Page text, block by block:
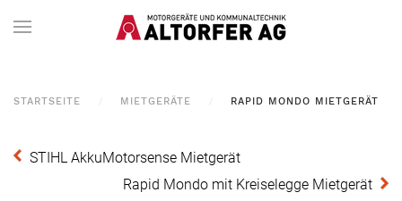
STARTSEITE MIETGERÄTE RAPID MONDO MIETGERÄT
STIHL AkkuMotorsense Mietgerät
Rapid Mondo mit Kreiselegge Mietgerät